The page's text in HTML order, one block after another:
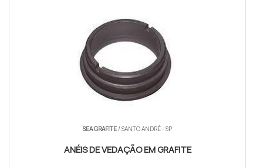
SEA GRAFITE/ SANTO ANDRÉ - SP
ANÉIS DE VEDAÇÃO EM GRAFITE